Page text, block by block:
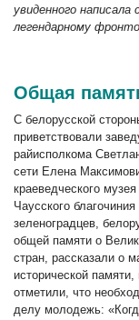
увиденного
легендарному
Общая
С белорусской
приветствовали
райисполкома
сети Елена
краеведческого
Чаусского
зеленоградцев,
общей памяти о
стран, рассказали о
исторической
отметили, что
делу молодежь: